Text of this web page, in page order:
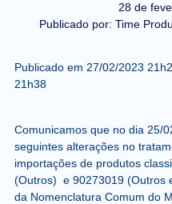
28 de
Publicado por: Time
Publicado em 27/02/2023
21h38
Comunicamos que no dia 25/
seguintes alterações no
importações de produtos
(Outros) e 90273019 (Outros
da Nomenclatura Comum do